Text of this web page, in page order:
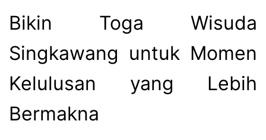
Bikin Toga Wisuda
Singkawang untuk Momen
Kelulusan yang Lebih
Bermakna